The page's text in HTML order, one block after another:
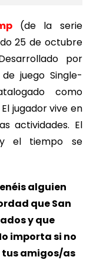
(de la serie
25 de octubre
por
juego Single-
como
El jugador vive en
actividades. El
el tiempo se
alguien
que San
y que
importa si no
tus amigos/as